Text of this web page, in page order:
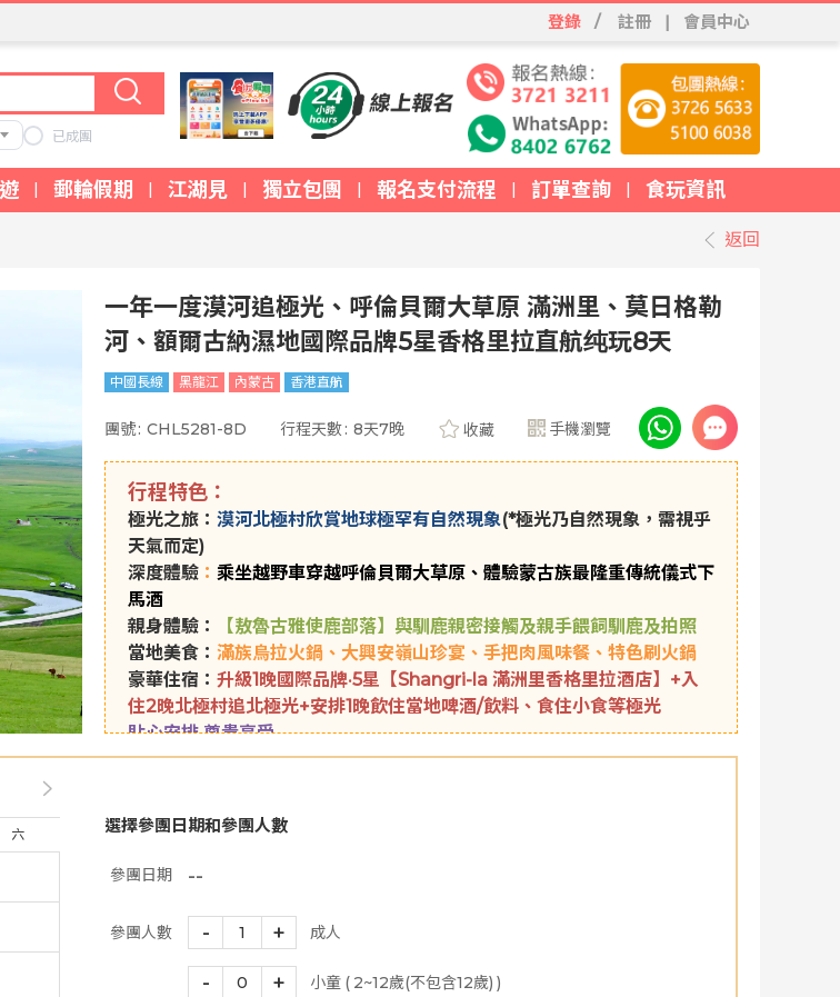
登錄 / 註冊 | 會員中心
已成團
| 郵輪假期 | 江湖見 | 獨立包團 | 報名支付流程 | 訂單查詢 | 食玩資訊
返回
一年一度漠河追極光、呼倫貝爾大草原 滿洲里、莫日格勒
河、額爾古納濕地國際品牌5星香格里拉直航纯玩8天
中國長線 黑龍江 內蒙古 香港直航
團號: CHL5281-8D 行程天數: 8天7晚 收藏 手機瀏覽
行程特色：
極光之旅： 漠河北極村欣賞地球極罕有自然現象(*極光乃自然現象，需視乎
天氣而定)
深度體驗 ： 乘坐越野車穿越呼倫貝爾大草原、體驗蒙古族最隆重傳統儀式下
馬酒
親身體驗：
【敖魯古雅使鹿部落】 與馴鹿親密接觸及親手餵飼馴鹿及拍照
當地美食： 滿族烏拉火鍋、大興安嶺山珍宴、手把肉風味餐、特色刷火鍋
豪華住宿： 升級1晚國際品牌·5星【Shangri-la 滿洲里香格里拉酒店】+入
住2晚北極村追北極光+安排1晚飲住當地啤酒/飲料、食住小食等極光
貼心安排 尊貴享受
*特別安排【贈送每人一張明信片，於最北郵局親手郵寄】
*貼心安排【旅遊三寶(眼罩、耳塞、頸枕)】
TVB《盲盒鐵路遊》推介
取景拍攝：北極村、北極星廣場、漠河車站
2026年12月
六
選擇參團日期和參團人數
參團日期 --
參團人數 - 1 + 成人
- 0 + 小童 ( 2~12歲(不包含12歲) )